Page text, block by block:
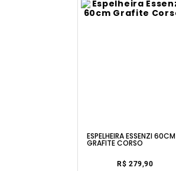
ESPELHEIRA ESSENZI 60CM
GRAFITE CORSO
R$ 279,90